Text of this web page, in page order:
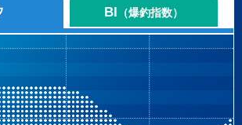
BI （爆釣指数）